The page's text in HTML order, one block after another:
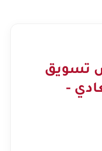
تسويق
-